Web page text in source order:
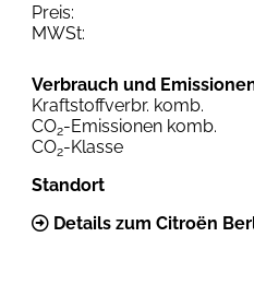
Preis:
MWSt:
Verbrauch und
Kraftstoffverbr. komb.
CO2-Emissionen komb.
CO2-Klasse
Standort
Details zum Citroën